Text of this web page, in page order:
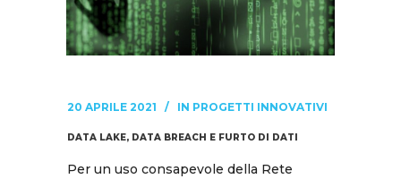
20 APRILE 2021 IN PROGETTI INNOVATIVI
DATA LAKE, DATA BREACH E FURTO DI DATI
Per un uso consapevole della Rete